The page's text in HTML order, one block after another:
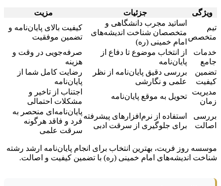
ویژگی جزئیات
مزیت
تیم
متخصص
اساتید مجرب دانشگاهی و
متخصصان شناخت اندیشه‌های
امام خمینی (ره)
کیفیت بالای پایان‌نامه و
تضمین موفقیت
خدمات
جامع
از انتخاب موضوع تا دفاع از
پایان‌نامه
صرفه‌جویی در وقت و
هزینه
تضمین
کیفیت
بررسی دقیق پایان‌نامه از نظر
علمی و نگارشی
رضایت کامل شما از
پایان‌نامه
مدیریت
زمان
تحویل به موقع پایان‌نامه
اجتناب از تاخیر و
مشکلات احتمالی
بررسی
اصالت
استفاده از نرم‌افزارهای پیشرفته
برای جلوگیری از سرقت ادبی
پایان‌نامه‌ای منحصر به
فرد و فاقد هرگونه
سرقت علمی
موسسه روز فریت، بهترین انتخاب برای انجام پایان‌نامه ارشد رشته
شناخت اندیشه‌های امام خمینی (ره) با تضمین کیفیت و اصالت.